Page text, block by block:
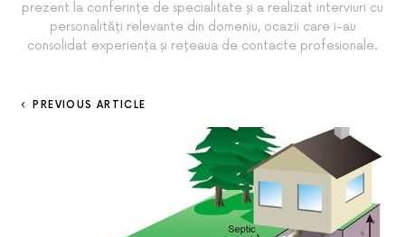
prezent la conferințe de specialitate și a realizat interviuri cu
personalități relevante din domeniu, ocazii care i-au
consolidat experiența și rețeaua de contacte profesionale.
PREVIOUS ARTICLE